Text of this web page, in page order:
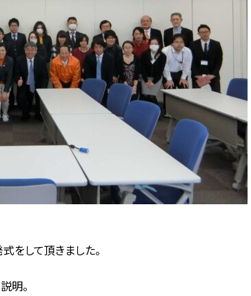
をして頂きました。
明。